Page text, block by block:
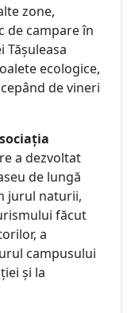
zone,
de campare în
Tășuleasa
ecologice,
de vineri
a dezvoltat
de lungă
jurul naturii,
făcut
a
campusului
și la